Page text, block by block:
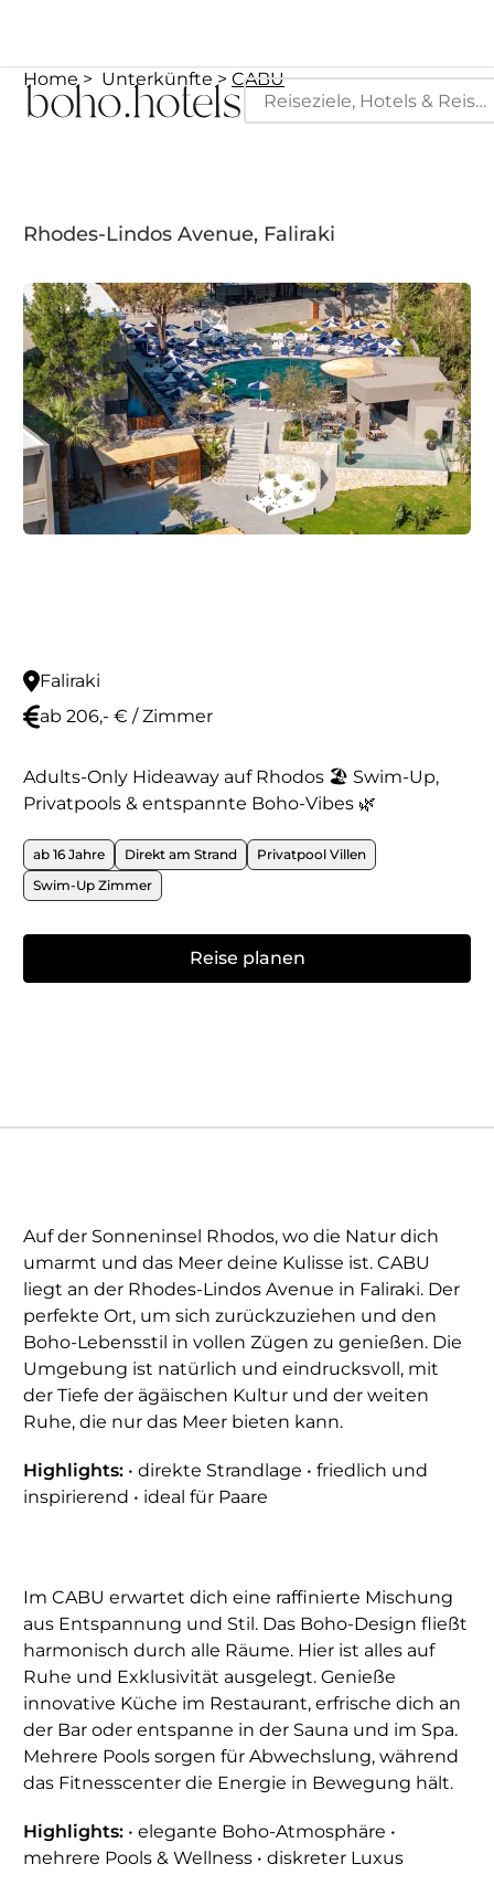
Home Unterkünfte CABU
Rhodes-Lindos Avenue, Faliraki
Faliraki
ab 206,- € / Zimmer
Adults-Only Hideaway auf Rhodos 🏖️ Swim-Up,
Privatpools & entspannte Boho-Vibes 🌿
ab 16 Jahre Direkt am Strand
Privatpool Villen
Swim-Up Zimmer
Reise planen
Auf der Sonneninsel Rhodos, wo die Natur dich
umarmt und das Meer deine Kulisse ist. CABU
liegt an der Rhodes-Lindos Avenue in Faliraki. Der
perfekte Ort, um sich zurückzuziehen und den
Boho-Lebensstil in vollen Zügen zu genießen. Die
Umgebung ist natürlich und eindrucksvoll, mit
der Tiefe der ägäischen Kultur und der weiten
Ruhe, die nur das Meer bieten kann.
Highlights: • direkte Strandlage • friedlich und
inspirierend • ideal für Paare
Im CABU erwartet dich eine raffinierte Mischung
aus Entspannung und Stil. Das Boho-Design fließt
harmonisch durch alle Räume. Hier ist alles auf
Ruhe und Exklusivität ausgelegt. Genieße
innovative Küche im Restaurant, erfrische dich an
der Bar oder entspanne in der Sauna und im Spa.
Mehrere Pools sorgen für Abwechslung, während
das Fitnesscenter die Energie in Bewegung hält.
Highlights: • elegante Boho-Atmosphäre •
mehrere Pools & Wellness • diskreter Luxus